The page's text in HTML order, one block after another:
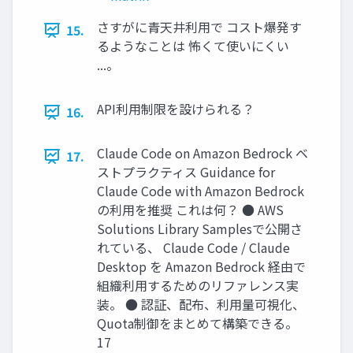
15.
さすがに青天井利用で コスト爆発す
るようなことは 怖くて使いにくい
...。
16. API利用制限を設けられる？
17.
Claude Code on Amazon Bedrock ベ
ストプラクティス Guidance for
Claude Code with Amazon Bedrock
の利用を推奨 これは何？ ● AWS
Solutions Library Samplesで公開さ
れている、 Claude Code / Claude
Desktop を Amazon Bedrock 経由で
組織利用するためのリファレンス実
装。 ● 認証、配布、利用量可視化、
Quota制御をまとめて構築できる。
17